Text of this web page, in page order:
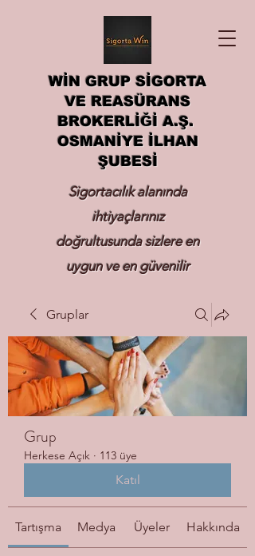
WİN GRUP SİGORTA
VE REASÜRANS
BROKERLİĞİ A.Ş.
OSMANİYE İLHAN
ŞUBESİ
Sigortacılık alanında
ihtiyaçlarınız
doğrultusunda sizlere en
uygun ve en güvenilir
Gruplar
Grup
Herkese Açık · 113 üye
Katıl
Tartışma Medya Üyeler Hakkında